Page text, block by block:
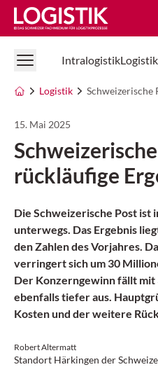
Logistik Online
IntralogistikLogistik
Logistik Schweizerische
15. Mai 2025
rückläufige
Die Schweizerische Post ist
unterwegs. Das Ergebnis
den Zahlen des Vorjahres.
verringert sich um 30
Der Konzerngewinn fällt
ebenfalls tiefer aus.
Kosten und der weitere
Robert Altermatt
Standort Härkingen der